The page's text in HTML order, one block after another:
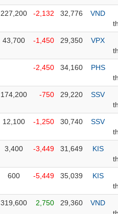
227,200 -2,132 32,776
VND
43,700 -1,450 29,350
VPX
-2,450 34,160
PHS
174,200 -750 29,220
SSV
12,100 -1,250 30,740
SSV
3,400 -3,449 31,649
KIS
600 -5,449 35,039
KIS
319,600 2,750 29,360
VND